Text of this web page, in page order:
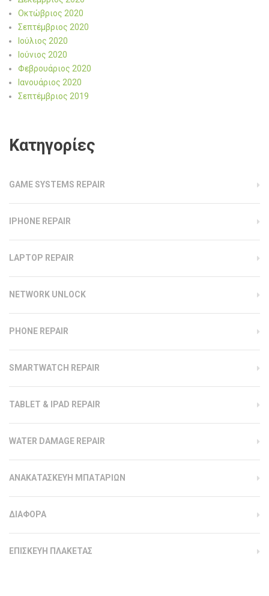
Οκτώβριος 2020
Σεπτέμβριος 2020
Ιούλιος 2020
Ιούνιος 2020
Φεβρουάριος 2020
Ιανουάριος 2020
Σεπτέμβριος 2019
Kατηγορίες
GAME SYSTEMS REPAIR
IPHONE REPAIR
LAPTOP REPAIR
NETWORK UNLOCK
PHONE REPAIR
SMARTWATCH REPAIR
TABLET & IPAD REPAIR
WATER DAMAGE REPAIR
ΑΝΑΚΑΤΑΣΚΕΥΗ ΜΠΑΤΑΡΙΩΝ
ΔΙΑΦΟΡΑ
ΕΠΙΣΚΕΥΗ ΠΛΑΚΕΤΑΣ